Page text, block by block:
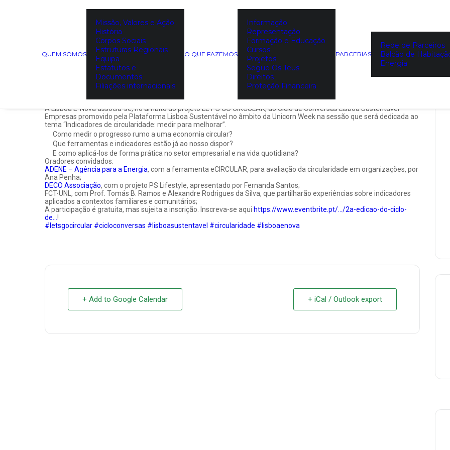
QUEM SOMOS
Missão, Valores e Ação
História
Corpos Sociais
Estruturas Regionais
Equipa
Estatutos e
Documentos
Filiações internacionais
O QUE FAZEMOS
Informação
Representação
Formação e Educação
Cursos
Projetos
Segue Os Teus
Direitos
Proteção Financeira
PARCERIAS
Rede de Parceiros
Balcão de
Energia
Ciclo de Conversas Lisboa Sustentável Empresas |
“Indicadores de circularidade: medir para melhorar”
3 de junho de 2025 (10h30 e as 12h00)
Biblioteca Palácio Galveias, em Lisboa.
A Lisboa E-Nova associa-se, no âmbito do projeto LET’S GO CIRCULAR, ao Ciclo de Conversas Lisboa Sustentável
Empresas promovido pela Plataforma Lisboa Sustentável no âmbito da Unicorn Week na sessão que será dedicada ao
tema “Indicadores de circularidade: medir para melhorar”.
Como medir o progresso rumo a uma economia circular?
Que ferramentas e indicadores estão já ao nosso dispor?
E como aplicá-los de forma prática no setor empresarial e na vida quotidiana?
Oradores convidados:
ADENE – Agência para a Energia, com a ferramenta eCIRCULAR, para avaliação da circularidade em organizações, por
Ana Penha;
DECO Associação, com o projeto PS Lifestyle, apresentado por Fernanda Santos;
FCT-UNL, com Prof. Tomás B. Ramos e Alexandre Rodrigues da Silva, que partilharão experiências sobre indicadores
aplicados a contextos familiares e comunitários;
A participação é gratuita, mas sujeita a inscrição. Inscreva-se aqui https://www.eventbrite.pt/…/2a-edicao-do-ciclo-
de… !
#letsgocircular #cicloconversas #lisboasustentavel #circularidade #lisboaenova
+ Add to Google Calendar + iCal / Outlook export